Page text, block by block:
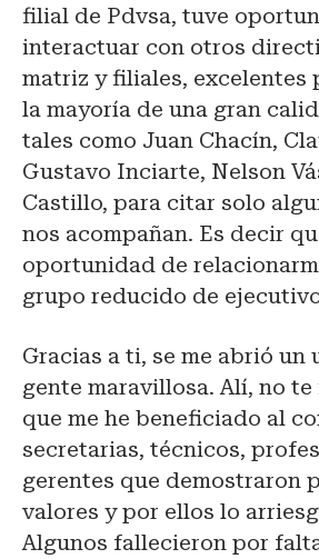
filial de Pdvsa, tuve
interactuar con otros
matriz y filiales, excelentes
la mayoría de una gran
tales como Juan Chacín,
Gustavo Inciarte, Nelson
Castillo, para citar solo
nos acompañan. Es decir
oportunidad de
grupo reducido de
Gracias a ti, se me abrió un
gente maravillosa. Alí, no te
que me he beneficiado al
secretarias, técnicos,
gerentes que demostraron
valores y por ellos lo
Algunos fallecieron por